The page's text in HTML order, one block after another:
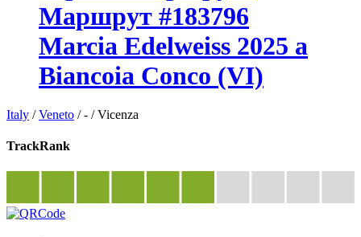
Маршрут #183796
Marcia Edelweiss 2025 a
Biancoia Conco (VI)
Italy /Veneto /- /Vicenza
TrackRank